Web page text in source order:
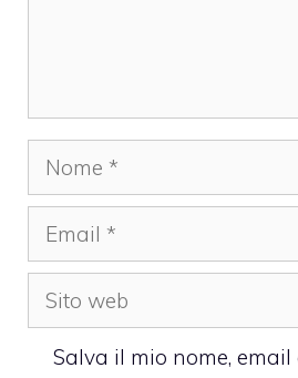
Nome
Email
Sito
web
Salva il mio nome, email